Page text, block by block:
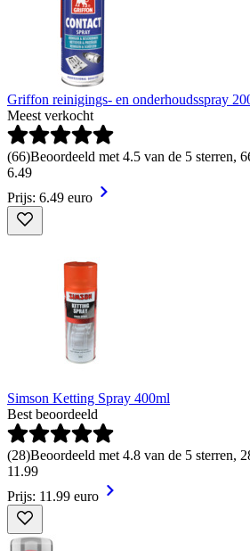
Griffon reinigings- en onderhoudsspray
Meest verkocht
(66)Beoordeeld met 4.5 van de 5 sterren,
6.49
Prijs: 6.49 euro
Simson Ketting Spray 400ml
Best beoordeeld
(28)Beoordeeld met 4.8 van de 5 sterren,
11.99
Prijs: 11.99 euro